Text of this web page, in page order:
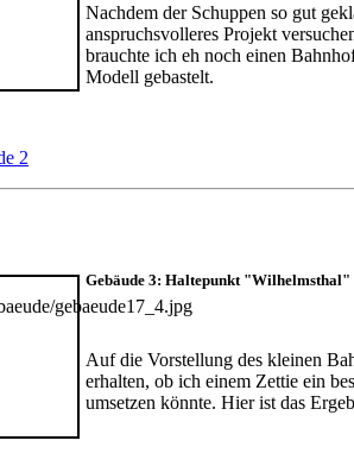
Nachdem der Schuppen so gut
anspruchsvolleres Projekt
brauchte ich eh noch einen
Modell gebastelt.
2
Gebäude 3: Haltepunkt "Wilhelmsthal"
Auf die Vorstellung des kleinen
erhalten, ob ich einem Zettie ein
umsetzen könnte. Hier ist das